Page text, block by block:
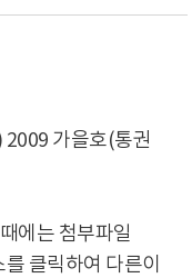
가을호(통권
에는 첨부파일
클릭하여 다른이